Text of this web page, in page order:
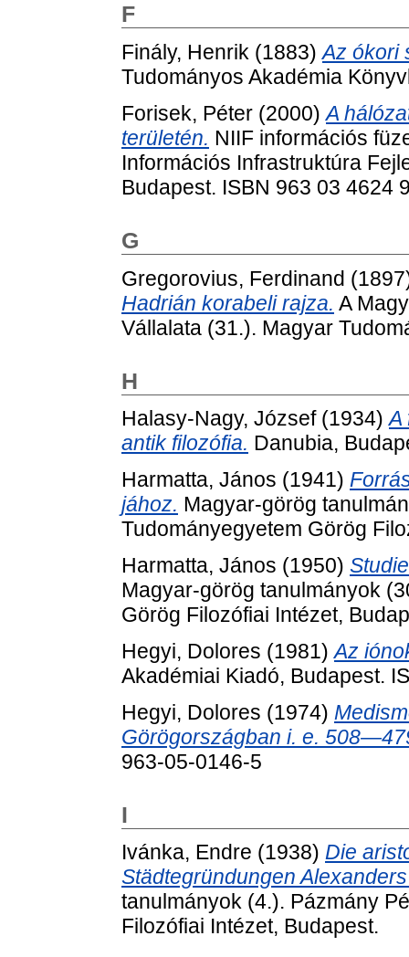
F
Finály, Henrik (1883)Az ókori
Tudományos Akadémia
Forisek, Péter (2000)A
területén. NIIF információs
Információs Infrastruktúra
Budapest. ISBN 963 03 4624
G
Gregorovius, Ferdinand
Hadrián korabeli rajza. A
Vállalata (31.). Magyar
H
Halasy-Nagy, József(1934)A
antik filozófia. Danubia,
Harmatta, János (1941)
jához. Magyar-görög
Tudományegyetem Görög
Harmatta, János (1950)
Magyar-görög tanulmányok
Görög Filozófiai Intézet,
Hegyi, Dolores (1981)Az
Akadémiai Kiadó, Budapest.
Hegyi, Dolores (1974)
Görögországban i. e.
963-05-0146-5
I
Ivánka, Endre (1938) Die
Städtegründungen
tanulmányok (4.). Pázmány
Filozófiai Intézet, Budapest.